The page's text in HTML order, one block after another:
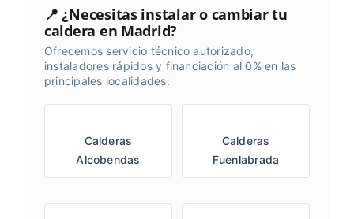
📍 ¿Necesitas instalar o cambiar tu
caldera en Madrid?
Ofrecemos servicio técnico autorizado,
instaladores rápidos y financiación al 0% en las
principales localidades:
Calderas
Alcobendas
Calderas
Fuenlabrada